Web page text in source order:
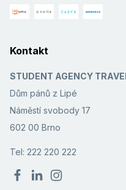
Kontakt
STUDENT AGENCY
Dům pánů z Lipé
Náměstí svobody 17
602 00 Brno
Tel: 222 220 222